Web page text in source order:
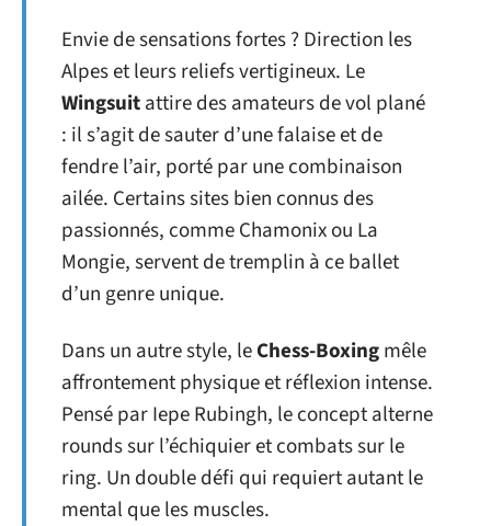
Envie de sensations fortes ? Direction les
Alpes et leurs reliefs vertigineux. Le
Wingsuitattire des amateurs de vol plané
: il s’agit de sauter d’une falaise et de
fendre l’air, porté par une combinaison
ailée. Certains sites bien connus des
passionnés, comme Chamonix ou La
Mongie, servent de tremplin à ce ballet
d’un genre unique.
Dans un autre style, leChess-Boxingmêle
affrontement physique et réflexion intense.
Pensé par Iepe Rubingh, le concept alterne
rounds sur l’échiquier et combats sur le
ring. Un double défi qui requiert autant le
mental que les muscles.